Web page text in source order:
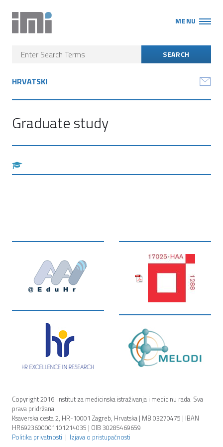
MENU
HRVATSKI
Graduate study
Copyright 2016. Institut za medicinska istraživanja i medicinu rada. Sva
prava pridržana.
Ksaverska cesta 2, HR-10001 Zagreb, Hrvatska | MB 03270475 | IBAN
HR6923600001101214035 | OIB 30285469659
Politika privatnosti | Izjava o pristupačnosti